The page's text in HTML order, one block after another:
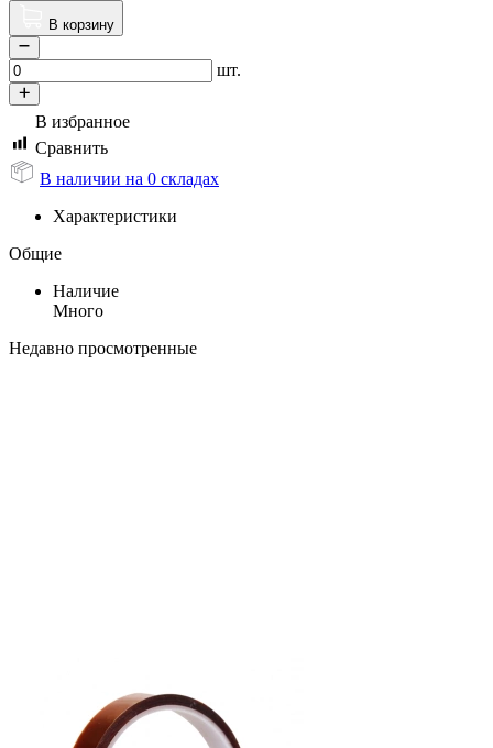
В корзину
шт.
В избранное
Сравнить
В наличии на 0 складах
Характеристики
Общие
Наличие
Много
Недавно просмотренные